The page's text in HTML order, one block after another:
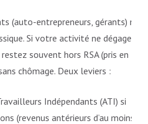
(auto-entrepreneurs, gérants) ne
Si votre activité ne dégage
souvent hors RSA (pris en
chômage. Deux leviers :
Indépendants (ATI) si
(revenus antérieurs d’au moins